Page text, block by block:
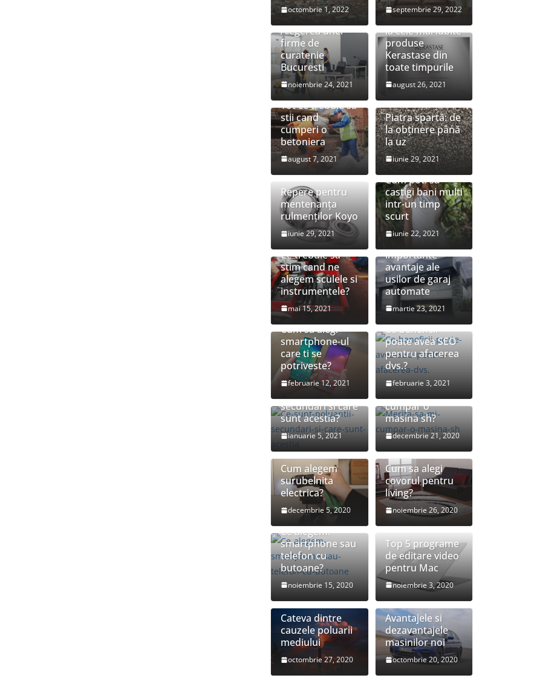
octombrie 1, 2022 septembrie 29, 2022
Alegerea unei
firme de
curatenie
Bucuresti
noiembrie 24, 2021
Preturi speciale
la cele mai iubite
produse
Kerastase din
toate timpurile
august 26, 2021
Tot ce trebuie sa
stii cand
cumperi o
betoniera
august 7, 2021
Piatra spartă: de
la obținere până
la uz
iunie 29, 2021
Repere pentru
mentenanța
rulmenților Koyo
iunie 29, 2021
Cum poti sa
castigi bani multi
intr-un timp
scurt
iunie 22, 2021
Ce trebuie sa
stim cand ne
alegem sculele si
instrumentele?
mai 15, 2021
importante
avantaje ale
usilor de garaj
automate
martie 23, 2021
Cum sa alegi
smartphone-ul
care ti se
potriveste?
februarie 12, 2021
Ce beneficii
poate avea SEO
pentru afacerea
dvs.?
februarie 3, 2021
secundari si care
sunt acestia?
ianuarie 5, 2021
cumpar o
masina sh?
decembrie 21, 2020
Cum alegem
surubelnita
electrica?
decembrie 5, 2020
Cum sa alegi
covorul pentru
living?
noiembrie 26, 2020
Ce alegem:
smartphone sau
telefon cu
butoane?
noiembrie 15, 2020
Top 5 programe
de editare video
pentru Mac
noiembrie 3, 2020
Cateva dintre
cauzele poluarii
mediului
octombrie 27, 2020
Avantajele si
dezavantajele
masinilor noi
octombrie 20, 2020